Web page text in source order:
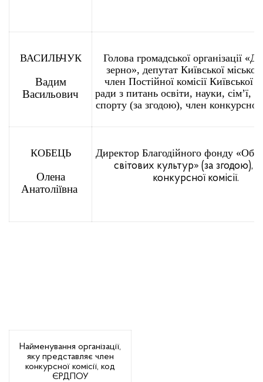
ВАСИЛЬЧУК
Вадим
Васильович
Голова громадської організації
зерно», депутат Київської
член Постійної комісії Київської
ради з питань освіти, науки, сім’ї,
спорту (за згодою), член конкурсної
КОБЕЦЬ
Олена
Анатоліївна
Директор Благодійного фонду «Об
світових культур» (за згодою),
конкурсної комісії.
Найменування організації,
яку представляє член
конкурсної комісії, код
ЄРДПОУ